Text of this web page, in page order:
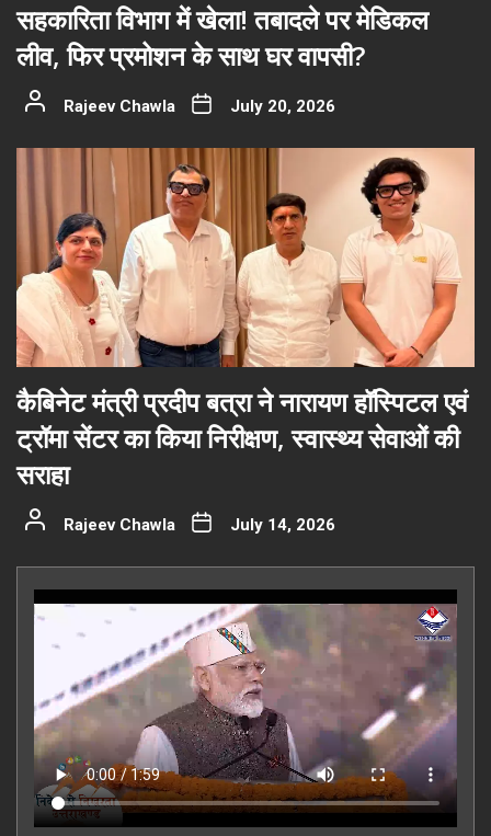
सहकारिता विभाग में खेला! तबादले पर मेडिकल
लीव, फिर प्रमोशन के साथ घर वापसी?
Rajeev Chawla July 20, 2026
कैबिनेट मंत्री प्रदीप बत्रा ने नारायण हॉस्पिटल एवं
ट्रॉमा सेंटर का किया निरीक्षण, स्वास्थ्य सेवाओं की
सराहा
Rajeev Chawla July 14, 2026